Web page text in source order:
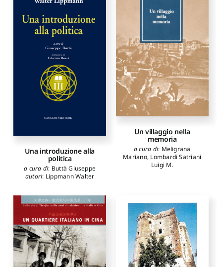
Una introduzione alla
politica
a cura di: Buttà Giuseppe
autori: Lippmann Walter
Un villaggio nella
memoria
a cura di: Meligrana
Mariano, Lombardi Satriani
Luigi M.